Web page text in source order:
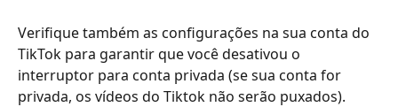
Verifique também as configurações na sua conta do
TikTok para garantir que você desativou o
interruptor para conta privada (se sua conta for
privada, os vídeos do Tiktok não serão puxados).